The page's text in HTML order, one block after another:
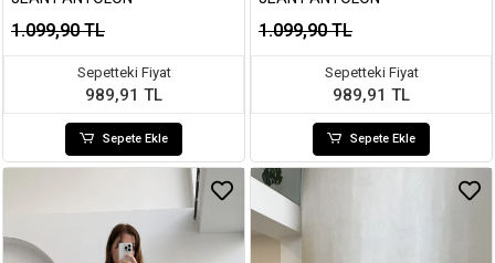
1.099,90 TL
Sepetteki Fiyat
989,91 TL
Sepete Ekle
1.099,90 TL
Sepetteki Fiyat
989,91 TL
Sepete Ekle